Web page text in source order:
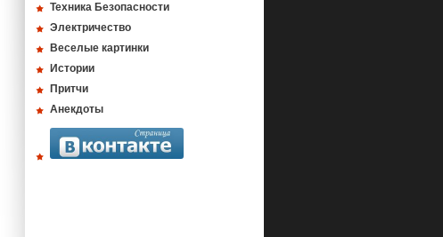
Техника Безопасности
Электричество
Веселые картинки
Истории
Притчи
Анекдоты